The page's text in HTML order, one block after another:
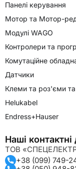
Панелі керування
Мотор та Мотор-
Модулі WAGO
Контролери та
Комутаційне
Датчики
Клеми та роз'єми
Helukabel
Endress+Hauser
Наші контактні
ТОВ
+38 (099) 749-